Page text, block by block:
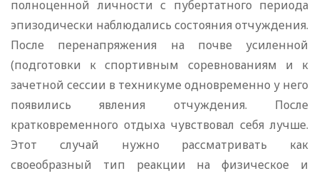
полноценной личности с пубертатного периода
эпизодически наблюдались состояния отчуждения.
После перенапряжения на почве усиленной
(подготовки к спортивным соревнованиям и к
зачетной сессии в техникуме одновременно у него
появились явления отчуждения. После
кратковременного отдыха чувствовал себя лучше.
Этот случай нужно рассматривать как
своеобразный тип реакции на физическое и